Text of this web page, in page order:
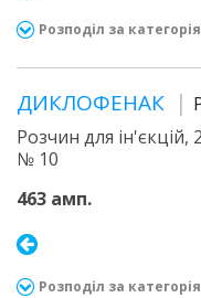
Розподіл за
ДИКЛОФЕНАК
Розчин для
№ 10
463 амп.
Розподіл за